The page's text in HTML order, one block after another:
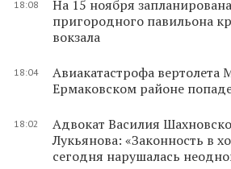
18:08
На 15 ноября
пригородного павильона
вокзала
18:04
Авиакатастрофа вертолета
Ермаковском районе
18:02
Адвокат Василия
Лукьянова: «Законность в
сегодня нарушалась